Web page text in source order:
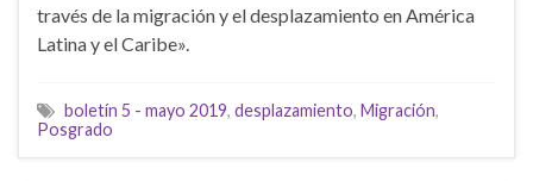
través de la migración y el desplazamiento en América
Latina y el Caribe».
boletín 5 - mayo 2019, desplazamiento, Migración,
Posgrado